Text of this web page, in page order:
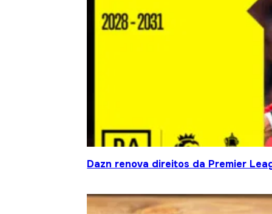
Dazn renova direitos da Premier